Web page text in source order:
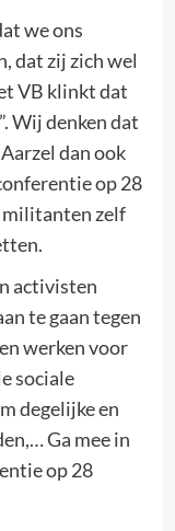
we ons
dat zij zich wel
VB klinkt dat
Wij denken dat
dan ook
op 28
militanten zelf
activisten
te gaan tegen
werken voor
sociale
degelijke en
Ga mee in
op 28